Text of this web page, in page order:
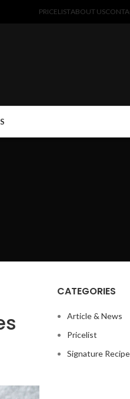
PRICELISTABOUT US
CATEGORIES
Article & News
Pricelist
Signature